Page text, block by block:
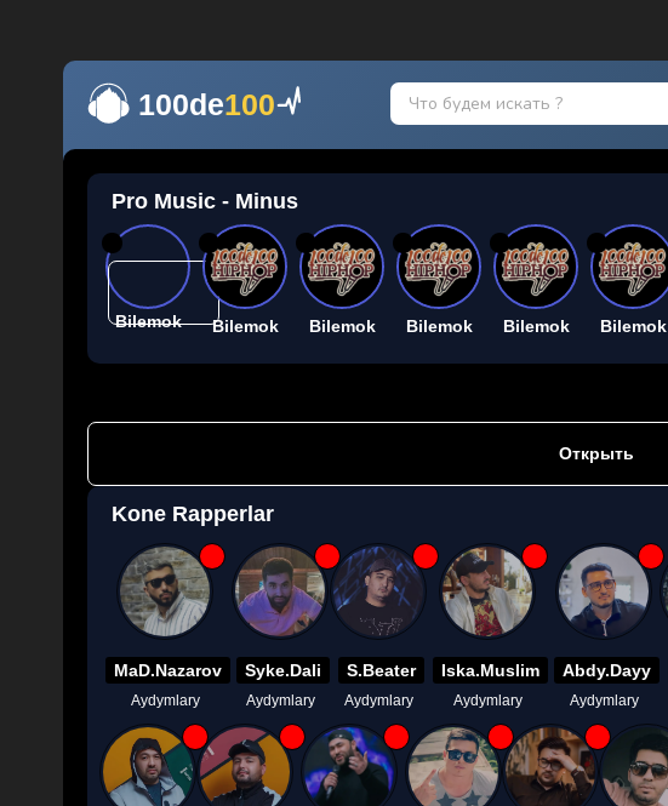
100de100
Pro Music - Minus
Bilemok Bilemok Bilemok Bilemok Bilemok Bilemok
Открыть
Kone Rapperlar
MaD.Nazarov
Aydymlary
Syke.Dali
Aydymlary
S.Beater
Aydymlary
Iska.Muslim
Aydymlary
Abdy.Dayy
Aydymlary